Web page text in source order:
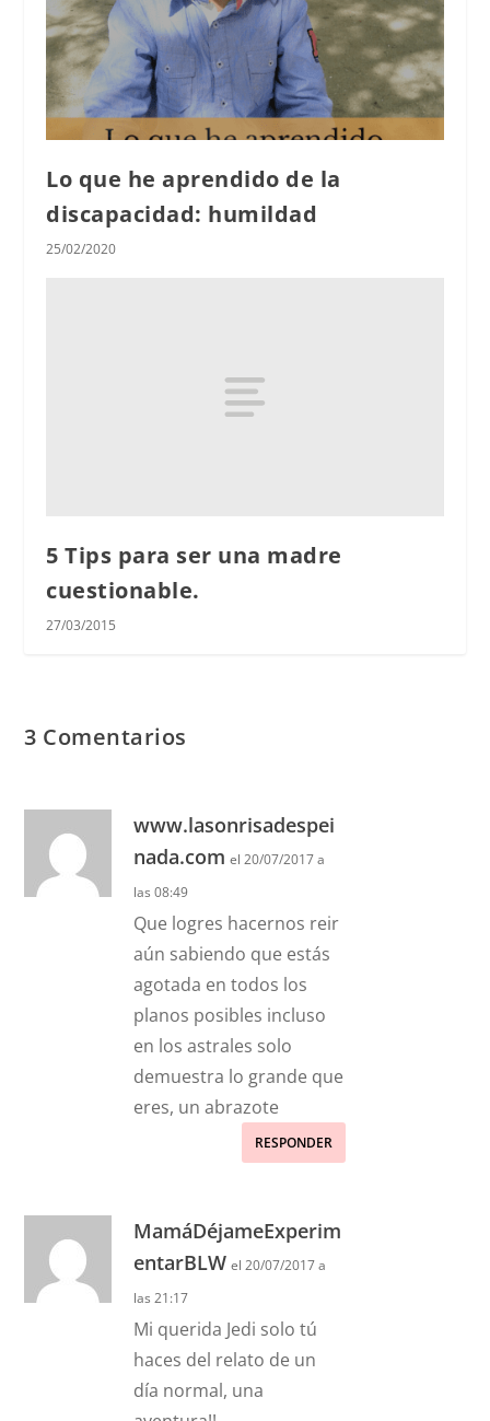
Lo que he aprendido de la
discapacidad: humildad
25/02/2020
5 Tips para ser una madre
cuestionable.
27/03/2015
3 Comentarios
www.lasonrisadespei
nada.com el 20/07/2017 a
las 08:49
Que logres hacernos reir
aún sabiendo que estás
agotada en todos los
planos posibles incluso
en los astrales solo
demuestra lo grande que
eres, un abrazote
RESPONDER
MamáDéjameExperim
entarBLW el 20/07/2017 a
las 21:17
Mi querida Jedi solo tú
haces del relato de un
día normal, una